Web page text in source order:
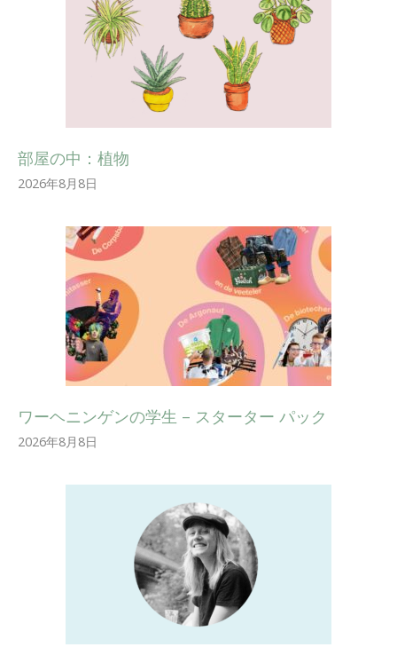
部屋の中：植物
2026年8月8日
ワーヘニンゲンの学生 – スターター パック
2026年8月8日